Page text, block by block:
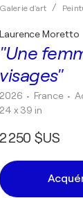
Galerie d'art
"Une
visages"
Laurence Moretto
2026 • France •
24 x 39 in
2 250 $US